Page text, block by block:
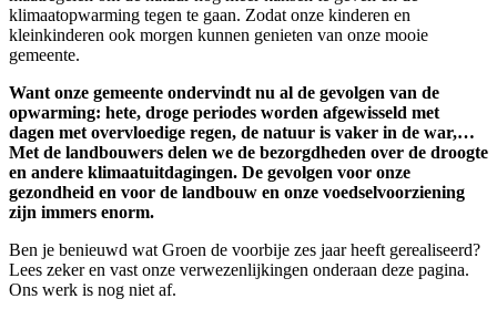
klimaatopwarming tegen te gaan. Zodat onze kinderen en
kleinkinderen ook morgen kunnen genieten van onze mooie
gemeente.
Want onze gemeente ondervindt nu al de gevolgen van de
opwarming: hete, droge periodes worden afgewisseld met
dagen met overvloedige regen, de natuur is vaker in de war,…
Met de landbouwers delen we de bezorgdheden over de droogte
en andere klimaatuitdagingen. De gevolgen voor onze
gezondheid en voor de landbouw en onze voedselvoorziening
zijn immers enorm.
Ben je benieuwd wat Groen de voorbije zes jaar heeft gerealiseerd?
Lees zeker en vast onze verwezenlijkingen onderaan deze pagina.
Ons werk is nog niet af.